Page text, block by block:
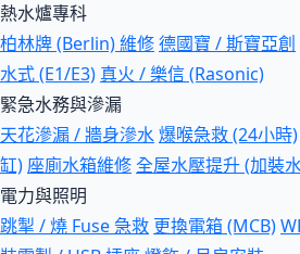
熱水爐專科
柏林牌 (Berlin) 維修德國寶 / 斯寶亞創
水式 (E1/E3) 真火 / 樂信 (Rasonic)
緊急水務與滲漏
天花滲漏 / 牆身滲水爆喉急救 (24小時)
缸) 座廁水箱維修全屋水壓提升 (加裝
電力與照明
跳掣 / 燒 Fuse 急救 更換電箱 (MCB)